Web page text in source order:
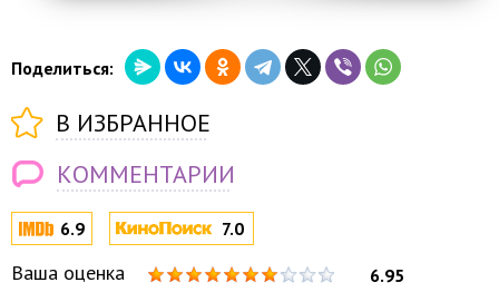
6.9 7.0
Ваша оценка 6.95
Поделиться:
В ИЗБРАННОЕ
КОММЕНТАРИИ